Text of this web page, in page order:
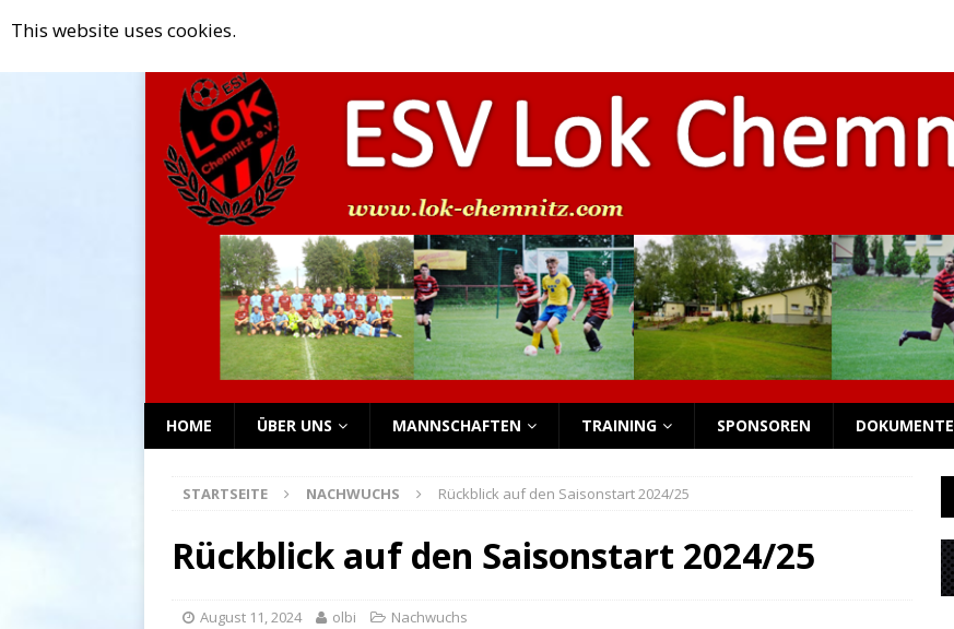
Rückblick auf das Nachwuchs-Wochenende NACHWUCHS
[ April 2, 2025 ] Rückblick auf das Nachwuchs-Wochenende NACHWUCHS
[ September 2, 2025 ]
HOME ÜBER UNS MANNSCHAFTEN TRAINING SPONSOREN DOKUMENTE
STARTSEITE NACHWUCHS Rückblick auf den Saisonstart 2024/25
Rückblick auf den Saisonstart 2024/25
August 11, 2024 olbi Nachwuchs
This website uses cookies.